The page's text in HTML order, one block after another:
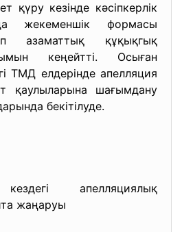
қүру кезінде кәсіпкерлік
жекеменшік формасы
азаматтық құқықгық
кеңейтті. Осыған
ТМД елдерінде апелляция
қаулыларына шағымдану
бекітілуде.
апелляциялық
жаңаруы